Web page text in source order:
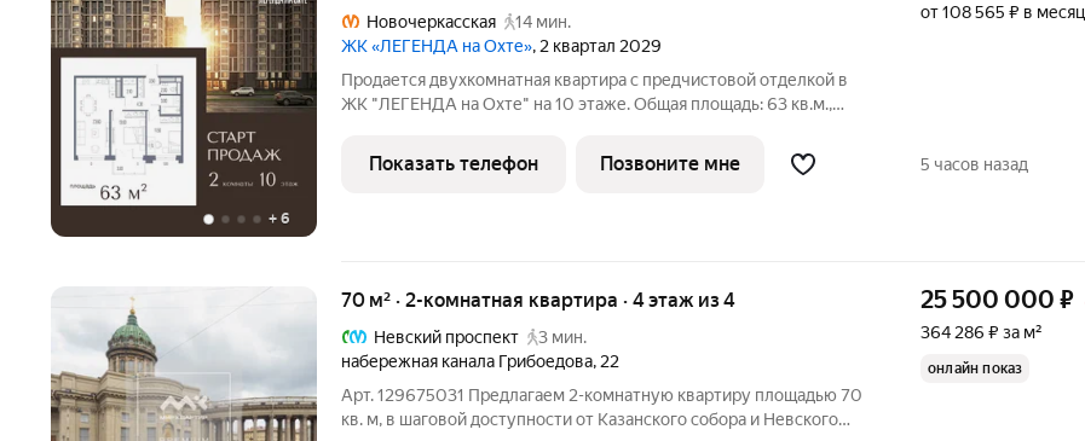
+ 6
Новочеркасская
14 мин.
ЖК «ЛЕГЕНДА на Охте», 2 квартал 2029
Продается двухкомнатная квартира с предчистовой отделкой в
ЖК "ЛЕГЕНДА на Охте" на 10 этаже. Общая площадь: 63 кв.м.,
Комнаты изолированные, все окна выходят на одну сторону. В
квартире
от 108 565 ₽ в месяц
Показать телефон Позвоните мне 5 часов назад
70 м² · 2-комнатная квартира · 4 этаж из 4
Невский проспект
3 мин.
набережная канала Грибоедова, 22
Арт. 129675031 Предлагаем 2-комнатную квартиру площадью 70
кв. м, в шаговой доступности от Казанского собора и Невского
25 500 000 ₽
364 286 ₽ за м²
онлайн показ